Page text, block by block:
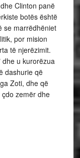
Clinton panë
botës është
se marrëdhëniet
por mision
të njerëzimit.
dhe u kurorëzua
dashurie që
Zoti, dhe që
zemër dhe